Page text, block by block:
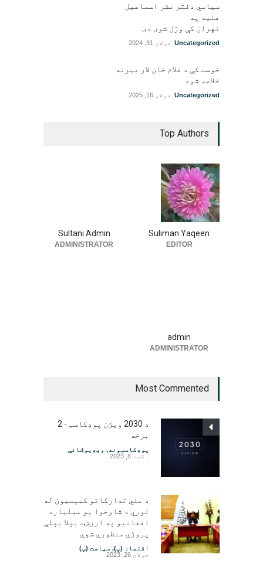
سیاسي دفتر مشر اسماعیل
هنيه په
تهران کې وژل شوی دی.
Uncategorized جولای 31, 2024
خوست کې د غلام خان لار بیرته
خلاصه شوه
Uncategorized جولای 16, 2025
Top Authors
Suliman Yaqeen
EDITOR
Sultani Admin
ADMINISTRATOR
admin
ADMINISTRATOR
Most Commented
د 2030 ویژن پوډکاسټ - 2
برخه
پوډکاسټونه, ویډیوګانې
اگست 8, 2023
د ملي تدارکاتو کمېسیون له
لوري د شاوخوا یو میلیارد
افغانیو په ارزښت بېلا بېلې
پروژې منظورې شوې
اقتصاد (پ), سیاست (پ)
جولای 26, 2023